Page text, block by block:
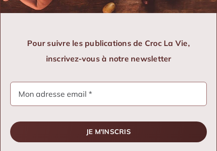
Pour suivre les publications de Croc La Vie,
inscrivez-vous à notre newsletter
JE M'INSCRIS